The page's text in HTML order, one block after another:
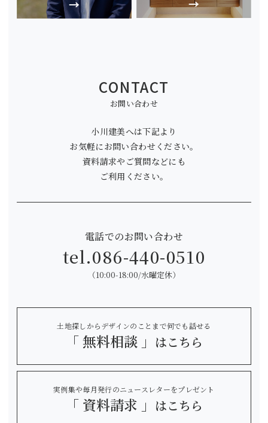
CONTACT
お問い合わせ
小川建美へは下記より
お気軽にお問い合わせください。
資料請求やご質問などにも
ご利用ください。
電話でのお問い合わせ
tel.086-440-0510
（10:00-18:00/水曜定休）
土地探しからデザインのことまで何でも話せる
「 無料相談 」 はこちら
実例集や毎月発行のニュースレターをプレゼント
「 資料請求 」 はこちら